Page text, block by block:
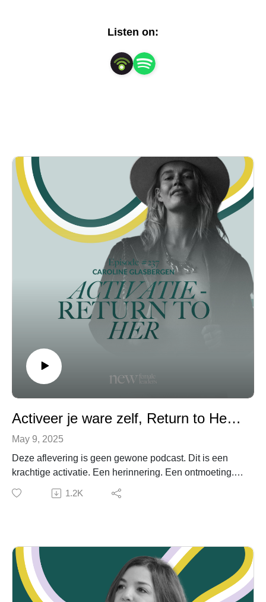
Listen on:
Activeer je ware zelf, Return to Her | Caroline Glasbergen #237
May 9, 2025
Deze aflevering is geen gewone podcast. Dit is een
krachtige activatie. Een herinnering. Een ontmoeting.
In deze begeleide visualisatie neemt Caroline je mee
naar een diepe staat van ontspanning waarin je contact
Return to Her is een uitnodiging om weer thuis te
komen bij jezelf.Om je essentie te voelen.Om te
luisteren naar wat je werkelijk nodig hebt.En om
1.2K